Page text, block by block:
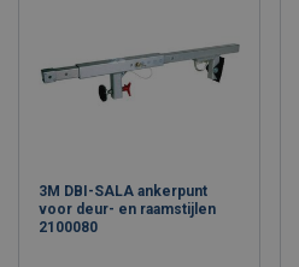
3M DBI-SALA ankerpunt
voor deur- en raamstijlen
2100080